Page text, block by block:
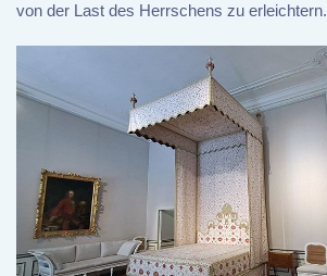
von der Last des Herrschens zu erleichtern.